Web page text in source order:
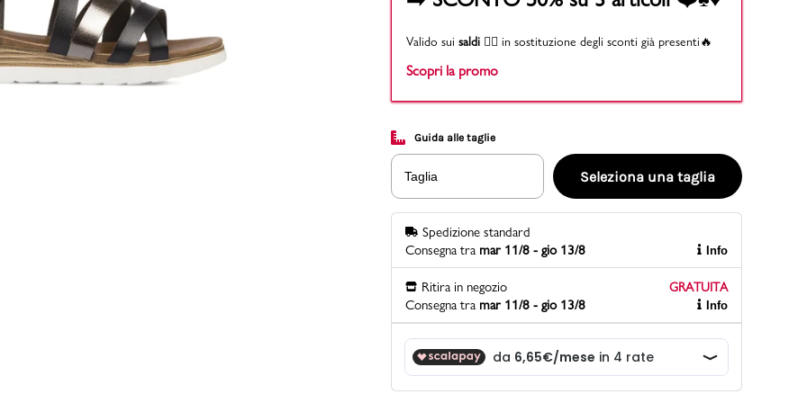
PittaRosso PittaRosso
Valido sui saldi 👉🏻 in sostituzione degli sconti già presenti🔥
Scopri la promo
Guida alle taglie
Taglia Seleziona una taglia
Spedizione standard
Consegna tra mar 11/8 - gio 13/8 Info
Ritira in negozio
GRATUITA
Consegna tra mar 11/8 - gio 13/8 Info